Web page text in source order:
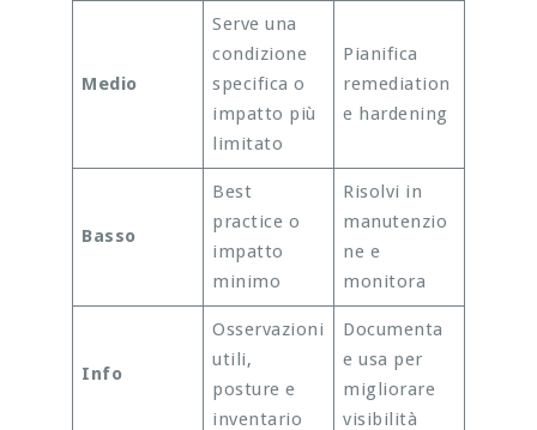
Medio
Serve una
condizione
specifica o
impatto più
limitato
Pianifica
remediation
e hardening
Basso
Best
practice o
impatto
minimo
Risolvi in
manutenzio
ne e
monitora
Info
Osservazioni
utili,
posture e
inventario
Documenta
e usa per
migliorare
visibilità